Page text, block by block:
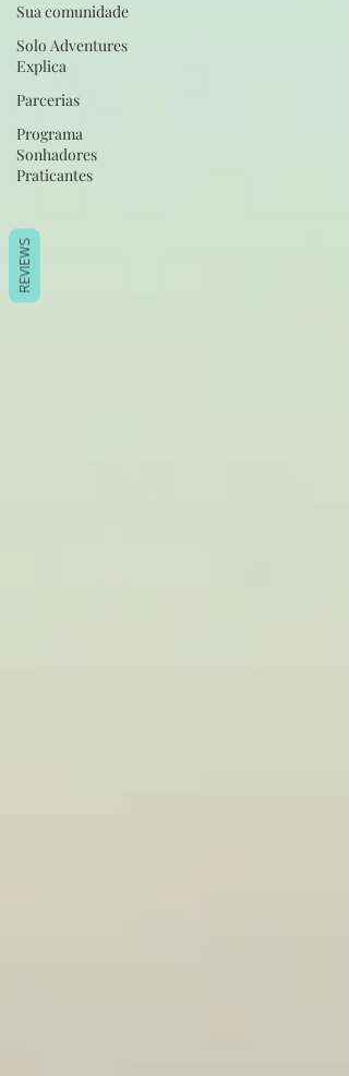
Sua comunidade
Solo Adventures
Explica
Parcerias
Programa
Sonhadores
Praticantes
REVIEWS